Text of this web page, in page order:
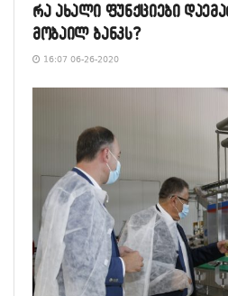
რა ახალი ფუნქციები
მობაილ ბანკს?
16:07 06-26-2020